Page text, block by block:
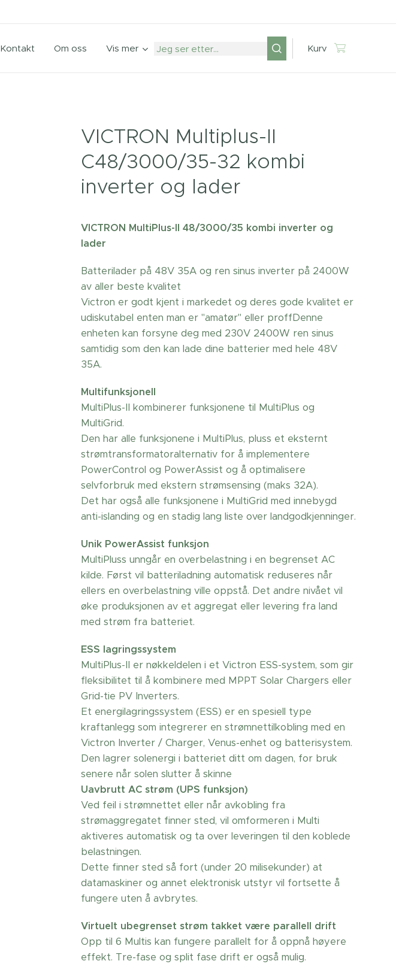
Kontakt Om oss Vis mer Kurv
VICTRON Multiplus-II
C48/3000/35-32 kombi
inverter og lader
VICTRON MultiPlus-II 48/3000/35 kombi inverter og
lader
Batterilader på 48V 35A og ren sinus inverter på 2400W
av aller beste kvalitet
Victron er godt kjent i markedet og deres gode kvalitet er
udiskutabel enten man er "amatør" eller proffDenne
enheten kan forsyne deg med 230V 2400W ren sinus
samtidig som den kan lade dine batterier med hele 48V
35A.
Multifunksjonell
MultiPlus-II kombinerer funksjonene til MultiPlus og
MultiGrid.
Den har alle funksjonene i MultiPlus, pluss et eksternt
strømtransformatoralternativ for å implementere
PowerControl og PowerAssist og å optimalisere
selvforbruk med ekstern strømsensing (maks 32A).
Det har også alle funksjonene i MultiGrid med innebygd
anti-islanding og en stadig lang liste over landgodkjenninger.
Unik PowerAssist funksjon
MultiPluss unngår en overbelastning i en begrenset AC
kilde. Først vil batteriladning automatisk reduseres når
ellers en overbelastning ville oppstå. Det andre nivået vil
øke produksjonen av et aggregat eller levering fra land
med strøm fra batteriet.
ESS lagringssystem
MultiPlus-II er nøkkeldelen i et Victron ESS-system, som gir
fleksibilitet til å kombinere med MPPT Solar Chargers eller
Grid-tie PV Inverters.
Et energilagringssystem (ESS) er en spesiell type
kraftanlegg som integrerer en strømnettilkobling med en
Victron Inverter / Charger, Venus-enhet og batterisystem.
Den lagrer solenergi i batteriet ditt om dagen, for bruk
senere når solen slutter å skinne
Uavbrutt AC strøm (UPS funksjon)
Ved feil i strømnettet eller når avkobling fra
strømaggregatet finner sted, vil omformeren i Multi
aktiveres automatisk og ta over leveringen til den koblede
belastningen.
Dette finner sted så fort (under 20 milisekunder) at
datamaskiner og annet elektronisk utstyr vil fortsette å
fungere uten å avbrytes.
Virtuelt ubegrenset strøm takket være parallell drift
Opp til 6 Multis kan fungere parallelt for å oppnå høyere
effekt. Tre-fase og split fase drift er også mulig.